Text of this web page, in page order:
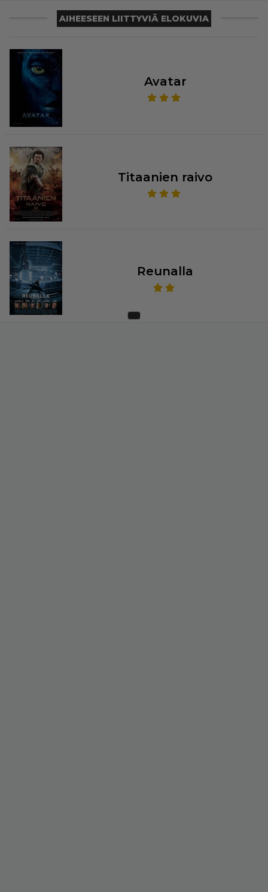
AIHEESEEN LIITTYVIÄ ELOKUVIA
Avatar
Titaanien raivo
Reunalla